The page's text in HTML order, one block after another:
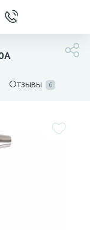
Отзывы 6